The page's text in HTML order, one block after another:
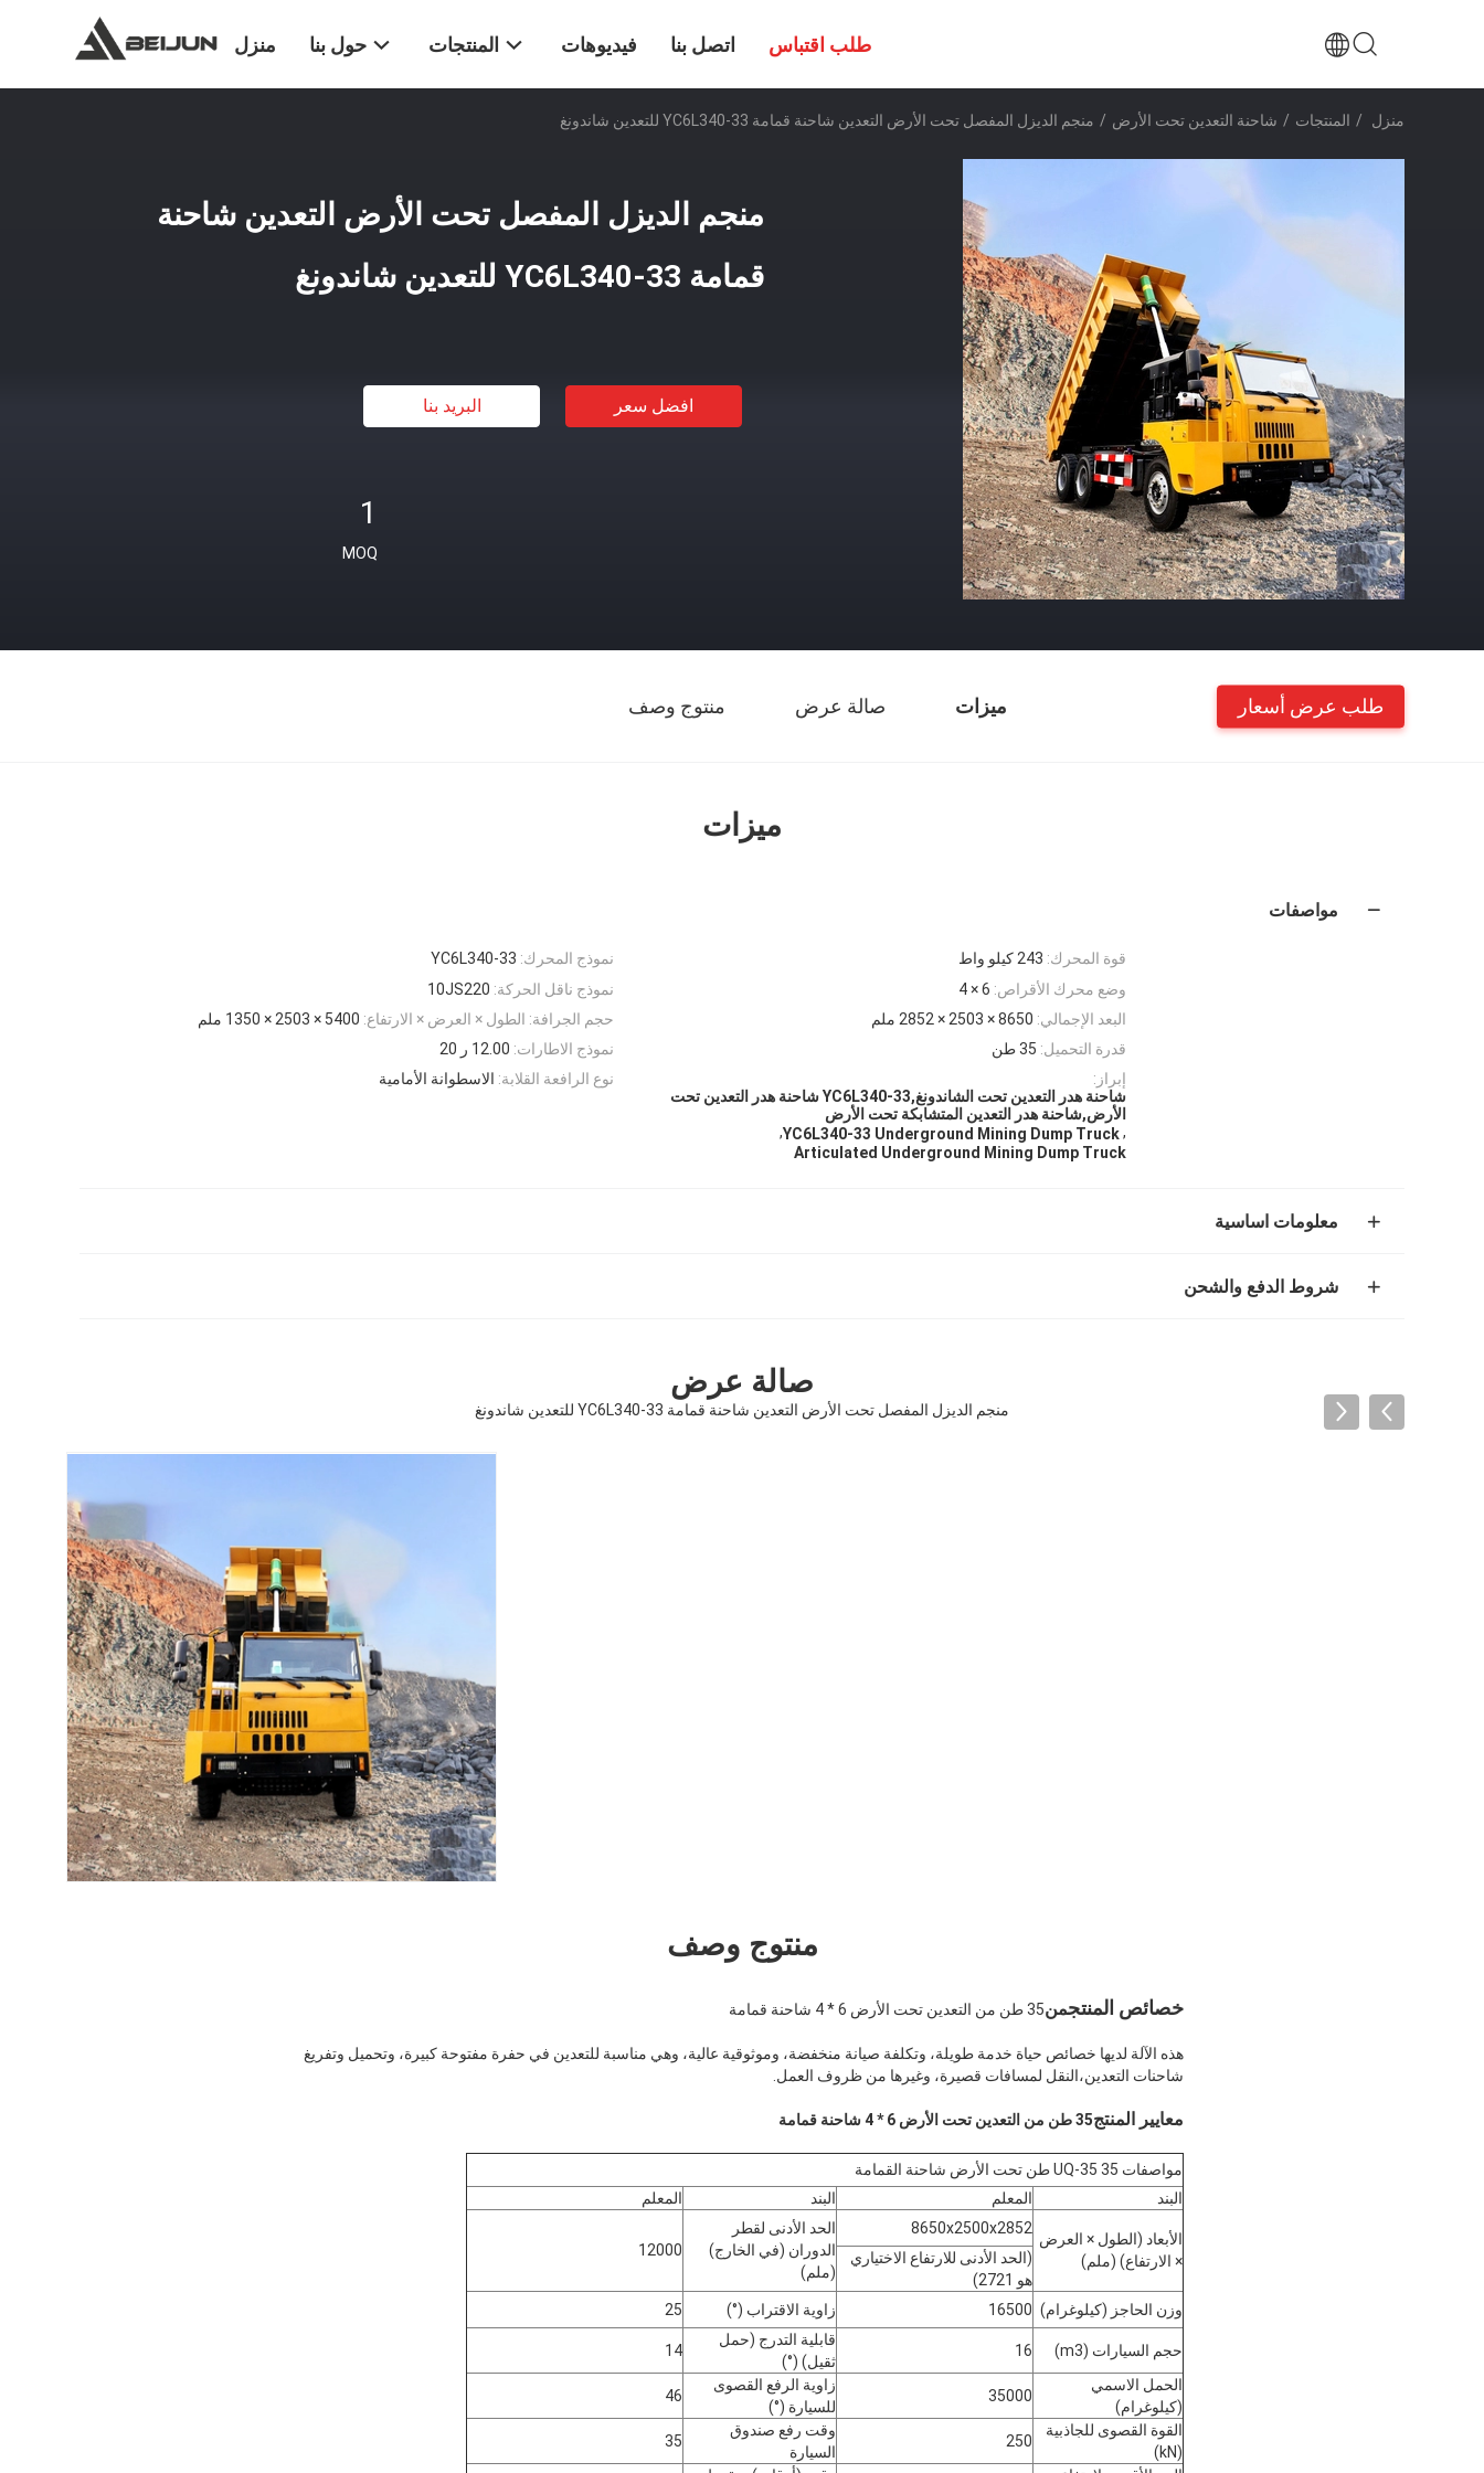
منزل حول بنا المنتجات فيديوهات اتصل بنا طلب اقتباس
منزل / المنتجات / شاحنة التعدين تحت الأرض / منجم الديزل المفصل تحت الأرض التعدين شاحنة قمامة YC6L340-33 للتعدين شاندونغ
منجم الديزل المفصل تحت الأرض التعدين شاحنة
قمامة YC6L340-33 للتعدين شاندونغ
افضل سعر البريد بنا
1
MOQ
ميزات صالة عرض منتوج وصف طلب عرض أسعار
ميزات
مواصفات
نموذج المحرك: YC6L340-33 قوة المحرك: 243 كيلو واط
نموذج ناقل الحركة: 10JS220 وضع محرك الأقراص: 6 × 4
حجم الجرافة: الطول × العرض × الارتفاع: 5400 × 2503 × 1350 ملم البعد الإجمالي: 8650 × 2503 × 2852 ملم
نموذج الاطارات: 12.00 ر 20 قدرة التحميل: 35 طن
نوع الرافعة القلابة: الاسطوانة الأمامية
إبراز:
شاحنة هدر التعدين تحت الشاندونغ,YC6L340-33 شاحنة هدر التعدين تحت
الأرض,شاحنة هدر التعدين المتشابكة تحت الأرض
,
YC6L340-33 Underground Mining Dump Truck
,
Articulated Underground Mining Dump Truck
معلومات اساسية
شروط الدفع والشحن
صالة عرض
منجم الديزل المفصل تحت الأرض التعدين شاحنة قمامة YC6L340-33 للتعدين شاندونغ
منتوج وصف
خصائص المنتجمن35 طن من التعدين تحت الأرض 6 * 4 شاحنة قمامة
هذه الآلة لديها خصائص حياة خدمة طويلة، وتكلفة صيانة منخفضة، وموثوقية عالية، وهي مناسبة للتعدين في حفرة مفتوحة كبيرة، وتحميل وتفريغ
شاحنات التعدين،النقل لمسافات قصيرة، وغيرها من ظروف العمل.
معايير المنتج35 طن من التعدين تحت الأرض 6 * 4 شاحنة قمامة
مواصفات UQ-35 35 طن تحت الأرض شاحنة القمامة
البند
المعلم البند المعلم
الأبعاد (الطول × العرض
× الارتفاع) (ملم)
8650x2500x2852
الحد الأدنى لقطر
الدوران (في الخارج)
(ملم)
12000
(الحد الأدنى للارتفاع الاختياري
هو 2721)
وزن الحاجز (كيلوغرام) 16500 زاوية الاقتراب (°) 25
حجم السيارات (m3) 16
قابلية التدرج (حمل
ثقيل) (°)
14
الحمل الاسمي
(كيلوغرام)
35000
زاوية الرفع القصوى
للسيارة (°)
46
القوة القصوى للجاذبية
(kN)
250
وقت رفع صندوق
السيارة
35